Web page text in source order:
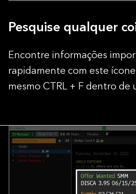
Pesquise qualquer
Encontre informações
rapidamente com este
mesmo CTRL + F dentro de